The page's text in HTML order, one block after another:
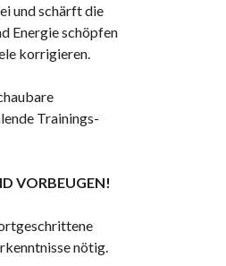
und schärft die
Energie schöpfen
korrigieren.
Trainings-
VORBEUGEN!
nötig.